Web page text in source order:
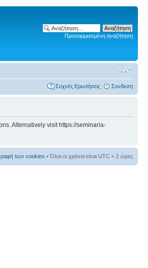
Προσαρμοσμένη αναζήτηση
Συχνές Ερωτήσεις Συνδεση
Alternatively visit https://seminaria-
των cookies • Όλοι οι χρόνοι είναι UTC + 2 ώρες